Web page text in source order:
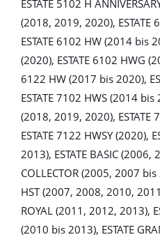
ESTATE 5102 H
(2018, 2019, 2020), ESTATE
ESTATE 6102 HW (2014 bis
(2020), ESTATE 6102 HWG
6122 HW (2017 bis 2020),
ESTATE 7102 HWS (2014 bis
(2018, 2019, 2020), ESTATE
ESTATE 7122 HWSY (2020),
2013), ESTATE BASIC (2006,
COLLECTOR (2005, 2007 bis
HST (2007, 2008, 2010,
ROYAL (2011, 2012, 2013),
(2010 bis 2013), ESTATE